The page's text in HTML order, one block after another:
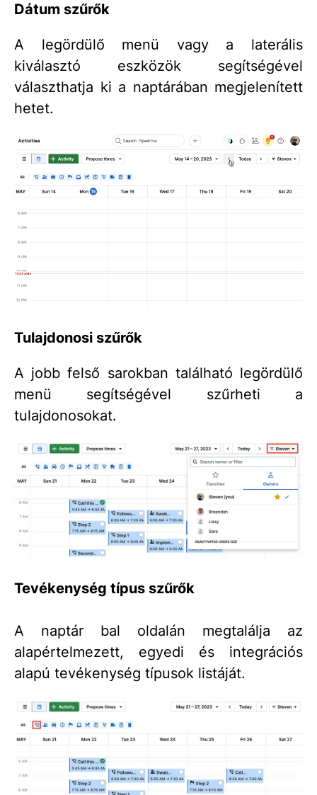
Dátum szűrők
A legördülő menü vagy a laterális
kiválasztó eszközök segítségével
választhatja ki a naptárában megjelenített
hetet.
Tulajdonosi szűrők
A jobb felső sarokban található legördülő
menü segítségével szűrheti a
tulajdonosokat.
Tevékenység típus szűrők
A naptár bal oldalán megtalálja az
alapértelmezett, egyedi és integrációs
alapú tevékenység típusok listáját.